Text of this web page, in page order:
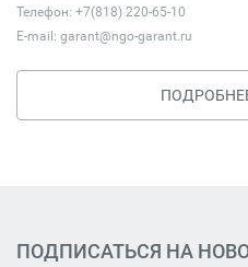
Телефон: +7(818) 220-65-10
E-mail: garant@ngo-garant.ru
ПОДПИСАТЬСЯ НА